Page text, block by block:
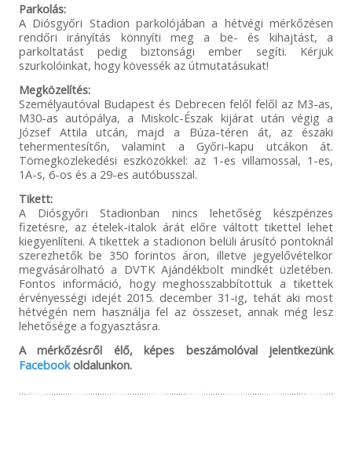
Parkolás:
A Diósgyőri Stadion parkolójában a hétvégi mérkőzésen
rendőri irányítás könnyíti meg a be- és kihajtást, a
parkoltatást pedig biztonsági ember segíti. Kérjük
szurkolóinkat, hogy kövessék az útmutatásukat!
Megközelítés:
Személyautóval Budapest és Debrecen felől felől az M3-as,
M30-as autópálya, a Miskolc-Észak kijárat után végig a
József Attila utcán, majd a Búza-téren át, az északi
tehermentesítőn, valamint a Győri-kapu utcákon át.
Tömegközlekedési eszközökkel: az 1-es villamossal, 1-es,
1A-s, 6-os és a 29-es autóbusszal.
Tikett:
A Diósgyőri Stadionban nincs lehetőség készpénzes
fizetésre, az ételek-italok árát előre váltott tikettel lehet
kiegyenlíteni. A tikettek a stadionon belüli árusító pontoknál
szerezhetők be 350 forintos áron, illetve jegyelővételkor
megvásárolható a DVTK Ajándékbolt mindkét üzletében.
Fontos információ, hogy meghosszabbítottuk a tikettek
érvényességi idejét 2015. december 31-ig, tehát aki most
hétvégén nem használja fel az összeset, annak még lesz
lehetősége a fogyasztásra.
A mérkőzésről élő, képes beszámolóval jelentkezünk
Facebookoldalunkon.